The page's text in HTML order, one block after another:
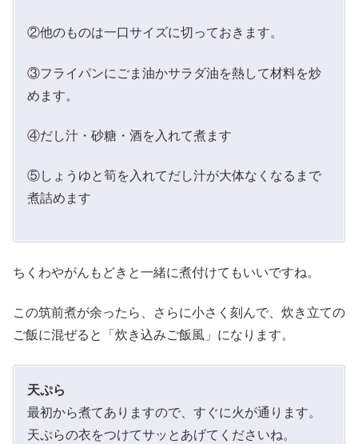
②他のものは一口サイズに切っておきます。
③フライパンにごま油かサラダ油を熱して材料を炒
めます。
④だし汁・砂糖・酒を入れて煮ます
⑤しょうゆと筍を入れてだし汁が大体なくなるまで
煮詰めます
ちくわやがんもどきと一緒に煮付けてもいいですね。
この筑前煮が余ったら、さらに小さく刻んで、炊き立ての
ご飯に混ぜると「炊き込みご飯風」になります。
天ぷら
最初から煮てありますので、すぐに火が通ります。
天ぷらの衣をつけてサッとあげてくださいね。